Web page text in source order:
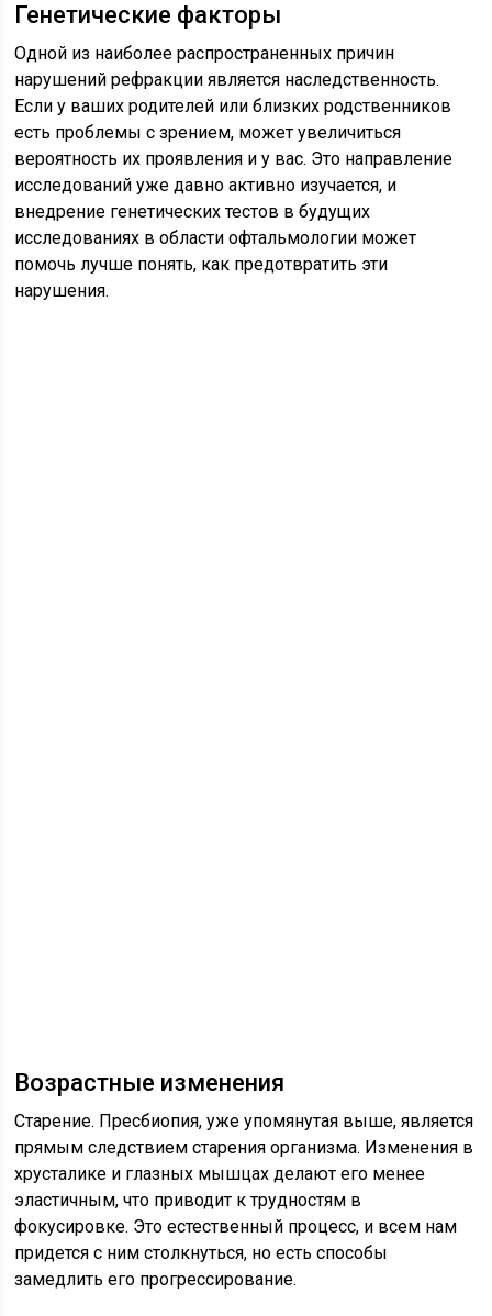
Генетические факторы
Одной из наиболее распространенных причин
нарушений рефракции является наследственность.
Если у ваших родителей или близких родственников
есть проблемы с зрением, может увеличиться
вероятность их проявления и у вас. Это направление
исследований уже давно активно изучается, и
внедрение генетических тестов в будущих
исследованиях в области офтальмологии может
помочь лучше понять, как предотвратить эти
нарушения.
Возрастные изменения
Старение. Пресбиопия, уже упомянутая выше, является
прямым следствием старения организма. Изменения в
хрусталике и глазных мышцах делают его менее
эластичным, что приводит к трудностям в
фокусировке. Это естественный процесс, и всем нам
придется с ним столкнуться, но есть способы
замедлить его прогрессирование.